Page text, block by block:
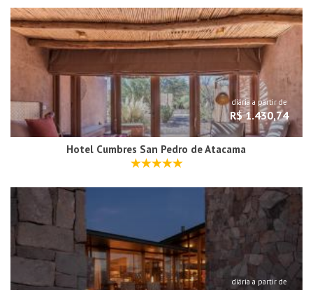
diária a partir de
R$ 1.430,74
Hotel Cumbres San Pedro de Atacama
diária a partir de